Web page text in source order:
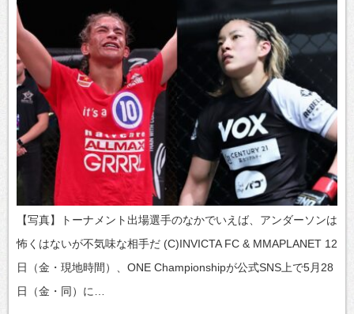
【写真】トーナメント出場選手のなかでいえば、アンダーソンは
怖くはないが不気味な相手だ (C)INVICTA FC & MMAPLANET 12
日（金・現地時間）、ONE Championshipが公式SNS上で5月28
日（金・同）に…